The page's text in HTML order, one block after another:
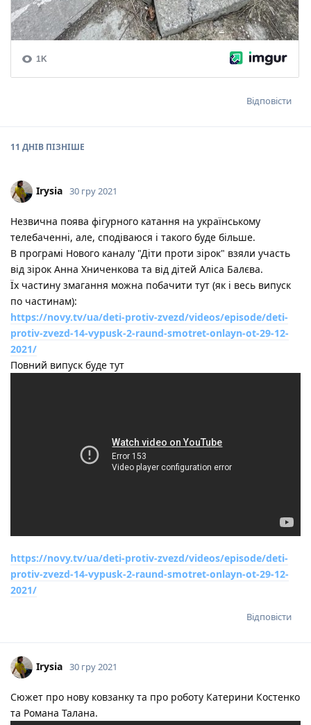
Відповісти
11 ДНІВ ПІЗНІШЕ
Irysia 30 гру 2021
Незвична поява фігурного катання на українському
телебаченні, але, сподіваюся і такого буде більше.
В програмі Нового каналу "Діти проти зірок" взяли участь
від зірок Анна Хниченкова та від дітей Аліса Балєва.
Їх частину змагання можна побачити тут (як і весь випуск
по частинам):
https://novy.tv/ua/deti-protiv-zvezd/videos/episode/deti-
protiv-zvezd-14-vypusk-2-raund-smotret-onlayn-ot-29-12-
2021/
Повний випуск буде тут
https://novy.tv/ua/deti-protiv-zvezd/videos/episode/deti-
protiv-zvezd-14-vypusk-2-raund-smotret-onlayn-ot-29-12-
2021/
Відповісти
Irysia 30 гру 2021
Сюжет про нову ковзанку та про роботу Катерини Костенко
та Романа Талана.